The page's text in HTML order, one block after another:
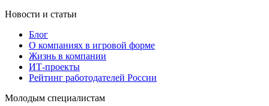
Новости и статьи
Блог
О компаниях в игровой форме
Жизнь в компании
ИТ-проекты
Рейтинг работодателей России
Молодым специалистам